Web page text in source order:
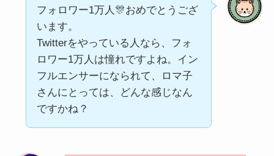
フォロワー1万人🎊おめでとうござ
います。
Twitterをやっている人なら、フォ
ロワー1万人は憧れですよね。イン
フルエンサーになられて、ロマ子
さんにとっては、どんな感じなん
ですかね？